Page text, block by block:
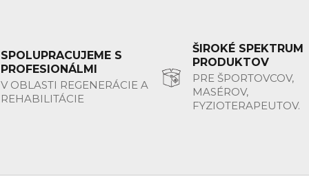
SPOLUPRACUJEME S
PROFESIONÁLMI
V OBLASTI REGENERÁCIE A
REHABILITÁCIE
ŠIROKÉ SPEKTRUM
PRODUKTOV
PRE ŠPORTOVCOV,
MASÉROV,
FYZIOTERAPEUTOV.